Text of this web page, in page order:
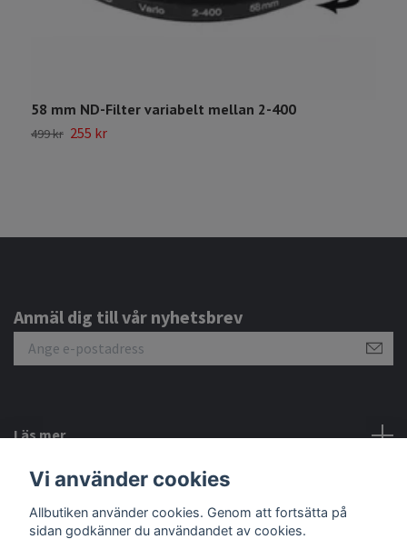
58 mm ND-Filter variabelt mellan 2-400
499 kr 255 kr
Anmäl dig till vår nyhetsbrev
Läs mer
Sociala medier
Vi använder cookies
Allbutiken använder cookies. Genom att fortsätta på
sidan godkänner du användandet av cookies.